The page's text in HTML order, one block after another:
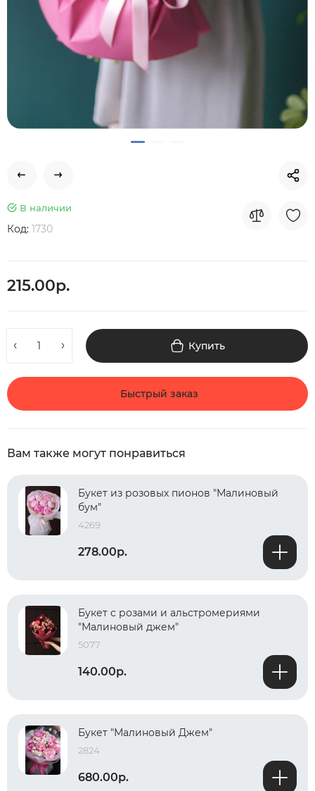
В наличии
Код: 1730
215.00р.
Купить
Быстрый заказ
Вам также могут понравиться
Букет из розовых пионов "Малиновый
бум"
4269
278.00р.
Букет с розами и альстромериями
"Малиновый джем"
5077
140.00р.
Букет "Малиновый Джем"
2824
680.00р.